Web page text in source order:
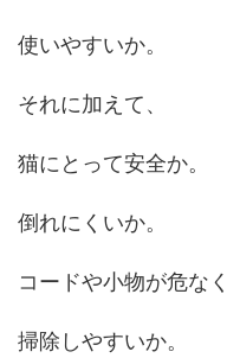
使いやすいか。
それに加えて、
猫にとって安全か。
倒れにくいか。
コードや小物が危な
掃除しやすいか。